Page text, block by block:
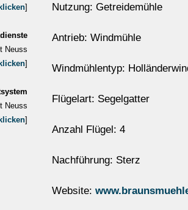
]
Neuss
]
Neuss
]
Nutzung: Getreidemühle
Antrieb: Windmühle
Windmühlentyp:
Flügelart: Segelgatter
Anzahl Flügel: 4
Nachführung: Sterz
Website: